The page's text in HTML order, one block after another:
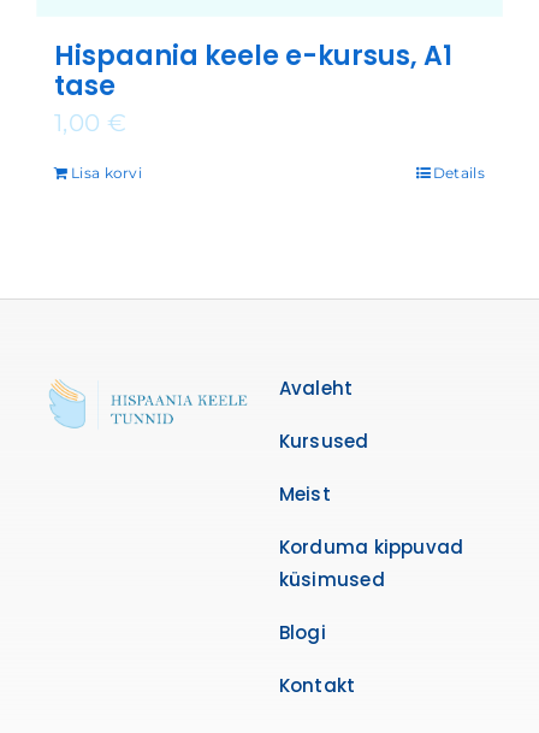
Hispaania keele e-kursus, A1
tase
1,00 €
Lisa korvi Details
Avaleht
Kursused
Meist
Korduma kippuvad
küsimused
Blogi
Kontakt